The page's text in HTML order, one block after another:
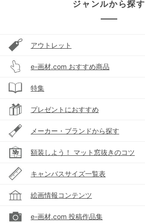
ジャンルから探す
アウトレット
e-画材.com おすすめ商品
特集
プレゼントにおすすめ
メーカー・ブランドから探す
額装しよう！ マット窓抜きのコツ
キャンバスサイズ一覧表
絵画情報コンテンツ
e-画材.com 投稿作品集